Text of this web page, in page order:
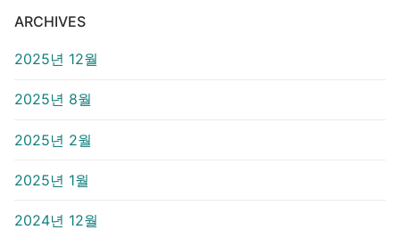
ARCHIVES
2025년 12월
2025년 8월
2025년 2월
2025년 1월
2024년 12월